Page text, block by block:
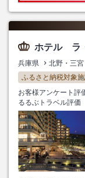
ホテル ラ
兵庫県 北野・三
ふるさと納税対象
お客様アンケート評
るるぶトラベル評価